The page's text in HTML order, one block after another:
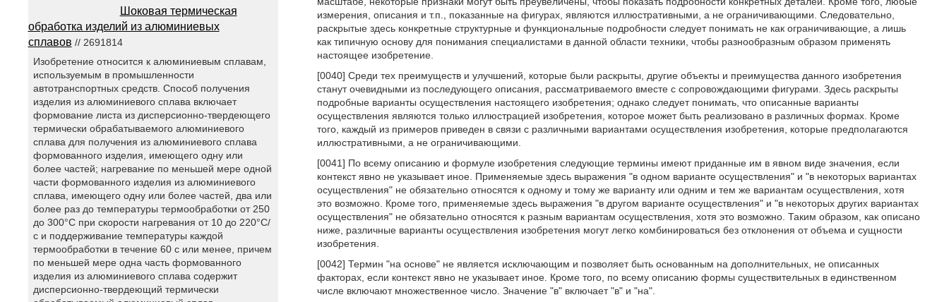
измерения, описания и т.п., показанные на фигурах, являются иллюстративными, а не ограничивающими. Следовательно,
раскрытые здесь конкретные структурные и функциональные подробности следует понимать не как ограничивающие, а лишь
как типичную основу для понимания специалистами в данной области техники, чтобы разнообразным образом применять
настоящее изобретение.
[0040] Среди тех преимуществ и улучшений, которые были раскрыты, другие объекты и преимущества данного изобретения
станут очевидными из последующего описания, рассматриваемого вместе с сопровождающими фигурами. Здесь раскрыты
подробные варианты осуществления настоящего изобретения; однако следует понимать, что описанные варианты
осуществления являются только иллюстрацией изобретения, которое может быть реализовано в различных формах. Кроме
того, каждый из примеров приведен в связи с различными вариантами осуществления изобретения, которые предполагаются
иллюстративными, а не ограничивающими.
[0041] По всему описанию и формуле изобретения следующие термины имеют приданные им в явном виде значения, если
контекст явно не указывает иное. Применяемые здесь выражения "в одном варианте осуществления" и "в некоторых вариантах
осуществления" не обязательно относятся к одному и тому же варианту или одним и тем же вариантам осуществления, хотя
это возможно. Кроме того, применяемые здесь выражения "в другом варианте осуществления" и "в некоторых других вариантах
осуществления" не обязательно относятся к разным вариантам осуществления, хотя это возможно. Таким образом, как описано
ниже, различные варианты осуществления изобретения могут легко комбинироваться без отклонения от объема и сущности
изобретения.
[0042] Термин "на основе" не является исключающим и позволяет быть основанным на дополнительных, не описанных
факторах, если контекст явно не указывает иное. Кроме того, по всему описанию формы существительных в единственном
числе включают множественное число. Значение "в" включает "в" и "на".
Шоковая термическая
обработка изделий из алюминиевых
сплавов // 2691814
Изобретение относится к алюминиевым сплавам,
используемым в промышленности
автотранспортных средств. Способ получения
изделия из алюминиевого сплава включает
формование листа из дисперсионно-твердеющего
термически обрабатываемого алюминиевого
сплава для получения из алюминиевого сплава
формованного изделия, имеющего одну или
более частей; нагревание по меньшей мере одной
части формованного изделия из алюминиевого
сплава, имеющего одну или более частей, два или
более раз до температуры термообработки от 250
до 300°С при скорости нагревания от 10 до 220°С/
с и поддерживание температуры каждой
термообработки в течение 60 с или менее, причем
по меньшей мере одна часть формованного
изделия из алюминиевого сплава содержит
дисперсионно-твердеющий термически